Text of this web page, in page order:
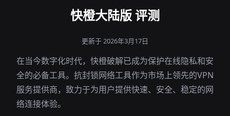
快橙大陆版 评测
更新于 2026年3月17日
在当今数字化时代，快橙破解已成为保护在线隐私和安
全的必备工具。抗封锁网络工具作为市场上领先的VPN
服务提供商，致力于为用户提供快速、安全、稳定的网
络连接体验。